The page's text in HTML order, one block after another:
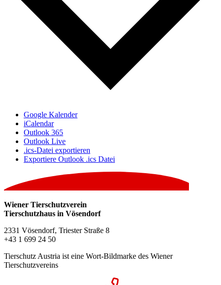
Google Kalender
iCalendar
Outlook 365
Outlook Live
.ics-Datei exportieren
Exportiere Outlook .ics Datei
Wiener Tierschutzverein
Tierschutzhaus in Vösendorf
2331 Vösendorf, Triester Straße 8
+43 1 699 24 50
Tierschutz Austria ist eine Wort-Bildmarke des Wiener
Tierschutzvereins